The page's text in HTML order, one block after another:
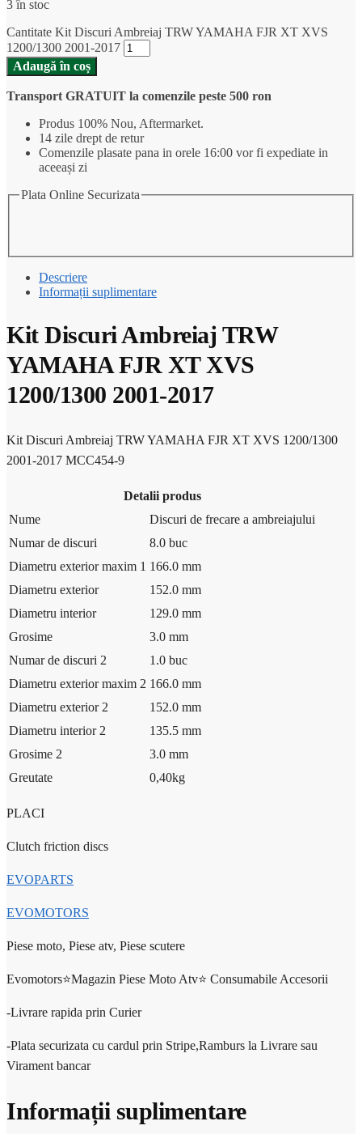
3 în stoc
Cantitate Kit Discuri Ambreiaj TRW YAMAHA FJR XT XVS
1200/1300 2001-2017
Adaugă în coș
Transport GRATUIT la comenzile peste 500 ron
Produs 100% Nou, Aftermarket.
14 zile drept de retur
Comenzile plasate pana in orele 16:00 vor fi expediate in
aceeași zi
Plata Online Securizata
Descriere
Informații suplimentare
Kit Discuri Ambreiaj TRW
YAMAHA FJR XT XVS
1200/1300 2001-2017
Kit Discuri Ambreiaj TRW YAMAHA FJR XT XVS 1200/1300
2001-2017 MCC454-9
Detalii produs
Nume
Discuri de frecare a ambreiajului
Numar de discuri
8.0 buc
Diametru exterior maxim 1 166.0 mm
Diametru exterior
152.0 mm
Diametru interior
129.0 mm
Grosime
3.0 mm
Numar de discuri 2
1.0 buc
Diametru exterior maxim 2 166.0 mm
Diametru exterior 2
152.0 mm
Diametru interior 2
135.5 mm
Grosime 2
3.0 mm
Greutate
0,40kg
PLACI
Clutch friction discs
EVOPARTS
EVOMOTORS
Piese moto, Piese atv, Piese scutere
Evomotors⭐️Magazin Piese Moto Atv⭐️ Consumabile Accesorii
-Livrare rapida prin Curier
-Plata securizata cu cardul prin Stripe,Ramburs la Livrare sau
Virament bancar
Informații suplimentare